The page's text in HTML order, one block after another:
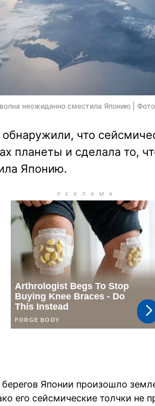
неожиданно сместила Японию |
что
планеты и сделала то,
Японию.
берегов Японии произошло
его сейсмические толчки не